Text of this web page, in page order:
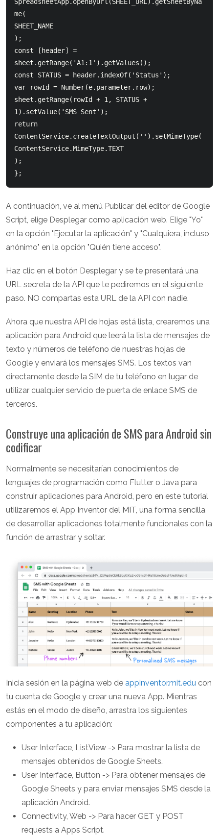
SpreadsheetApp.openByUrl(SHEET_URL).getSheetByNa
me(
SHEET_NAME
);
const [header] =
sheet.getRange('A1:1').getValues();
const STATUS = header.indexOf('Status');
var rowId = Number(e.parameter.row);
sheet.getRange(rowId + 1, STATUS +
1).setValue('SMS Sent');
return
ContentService.createTextOutput('').setMimeType(
ContentService.MimeType.TEXT
);
A continuación, ve al menú Publicar del editor de Google
Script, elige Desplegar como aplicación web. Elige "Yo"
en la opción "Ejecutar la aplicación" y "Cualquiera, incluso
anónimo" en la opción "Quién tiene acceso".
Haz clic en el botón Desplegar y se te presentará una
URL secreta de la API que te pediremos en el siguiente
paso. NO compartas esta URL de la API con nadie.
Ahora que nuestra API de hojas está lista, crearemos una
aplicación para Android que leerá la lista de mensajes de
texto y números de teléfono de nuestras hojas de
Google y enviará los mensajes SMS. Los textos van
directamente desde la SIM de tu teléfono en lugar de
utilizar cualquier servicio de puerta de enlace SMS de
terceros.
Construye una aplicación de SMS para Android sin
codificar
Normalmente se necesitarían conocimientos de
lenguajes de programación como Flutter o Java para
construir aplicaciones para Android, pero en este tutorial
utilizaremos el App Inventor del MIT, una forma sencilla
de desarrollar aplicaciones totalmente funcionales con la
función de arrastrar y soltar.
Inicia sesión en la página web de appinventor.mit.edu con
tu cuenta de Google y crear una nueva App. Mientras
estás en el modo de diseño, arrastra los siguientes
componentes a tu aplicación:
User Interface, ListView -> Para mostrar la lista de
mensajes obtenidos de Google Sheets.
User Interface, Button -> Para obtener mensajes de
Google Sheets y para enviar mensajes SMS desde la
aplicación Android.
Connectivity, Web -> Para hacer GET y POST
requests a Apps Script.